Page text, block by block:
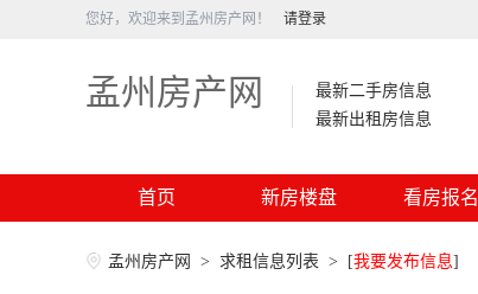
您好，欢迎来到孟州房产网！ 请登录
孟州房产网
最新二手房信息
最新出租房信息
首页 新房楼盘 看房报名
孟州房产网 > 求租信息列表 > [我要发布信息]